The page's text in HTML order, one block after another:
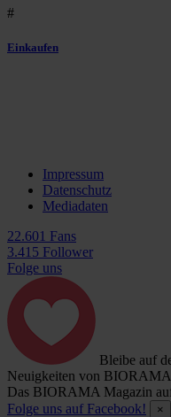
#
Einkaufen
Impressum
Datenschutz
Mediadaten
22.601 Fans
3.415 Follower
Folge uns
Bleibe auf
Neuigkeiten von
Das BIORAMA Magazin
Folge uns auf Facebook!
×